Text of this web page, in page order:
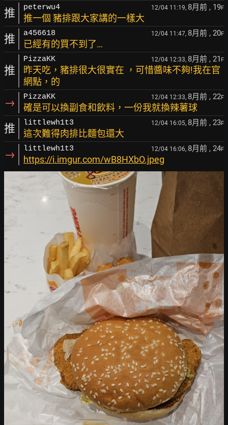
推 peterwu4 12/04 11:19, 8月前 , 19F
推一個 豬排跟大家講的一樣大
推 a456618 12/04 11:47, 8月前 , 20F
已經有的買不到了…
推
PizzaKK 12/04 12:33, 8月前 , 21 F
昨天吃，豬排很大很實在 ，可惜醬味不夠!我在官
網點，的
→ PizzaKK 12/04 12:33, 8月前 , 22F
確是可以換副食和飲料，一份我就換辣薯球
推 littlewh1t3 12/04 16:05, 8月前 , 23F
這次難得肉排比麵包還大
→ littlewh1t3 12/04 16:06, 8月前 , 24F
https://i.imgur.com/wB8HXbO.jpeg